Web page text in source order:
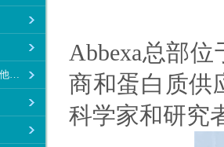
有机试剂、无机试剂、其他生化试剂
Abbexa总部
商和蛋白质供
科学家和研究